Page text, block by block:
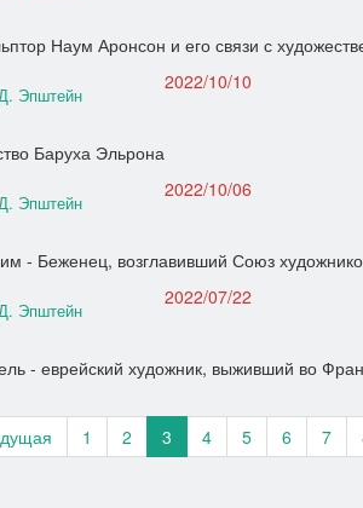
Наум Аронсон и его связи с
Эпштейн
2022/10/10
Баруха Эльрона
Эпштейн
2022/10/06
- Беженец, возглавивший Союз
Эпштейн
2022/07/22
- еврейский художник, выживший во
1 2 3 4 5 6 7